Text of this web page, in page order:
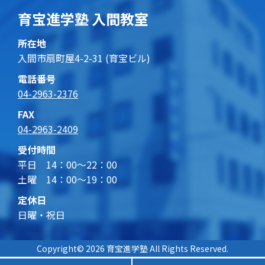
育宝進学塾 入間教室
所在地
入間市扇町屋4-2-31 (育宝ビル)
電話番号
04-2963-2376
FAX
04-2963-2409
受付時間
平日 14：00～22：00
土曜 14：00～19：00
定休日
日曜・祝日
Copyright© 2026 育宝進学塾 All Rights Reserved.